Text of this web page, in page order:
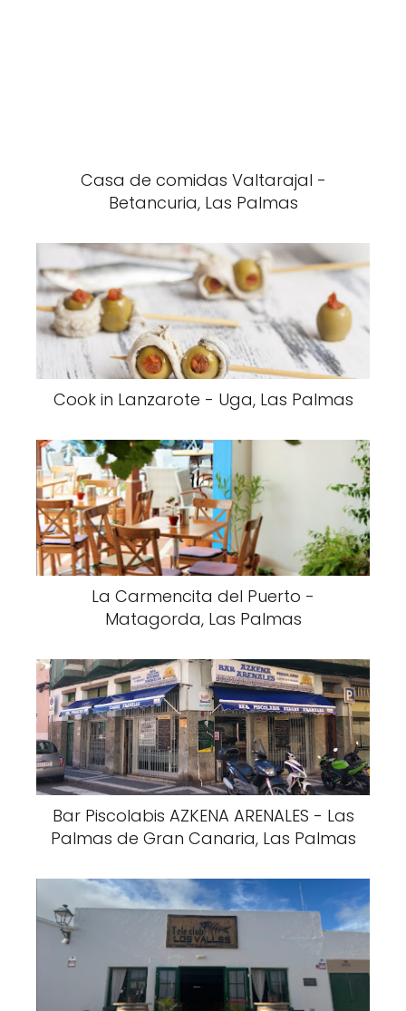
Casa de comidas Valtarajal -
Betancuria, Las Palmas
Cook in Lanzarote - Uga, Las Palmas
La Carmencita del Puerto -
Matagorda, Las Palmas
Bar Piscolabis AZKENA ARENALES - Las
Palmas de Gran Canaria, Las Palmas